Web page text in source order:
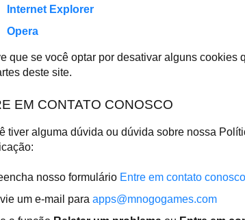
Internet Explorer
Opera
que se você optar por desativar alguns
deste site.
EM CONTATO CONOSCO
tiver alguma dúvida ou dúvida sobre nossa
nosso formulário Entre em contato conosco
um e-mail para apps@mnogogames.com